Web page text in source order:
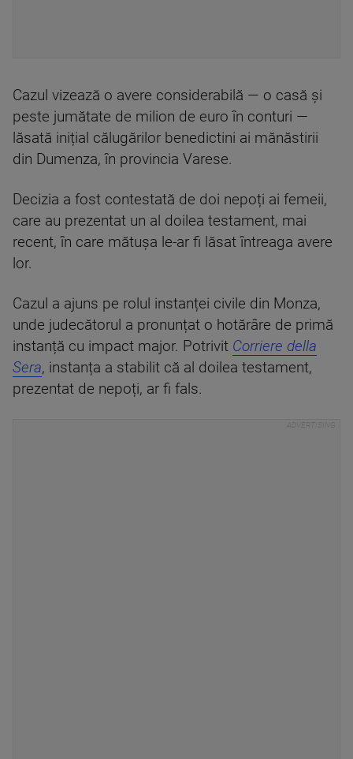
Cazul vizează o avere considerabilă — o casă și
peste jumătate de milion de euro în conturi —
lăsată inițial călugărilor benedictini ai mănăstirii
din Dumenza, în provincia Varese.
Decizia a fost contestată de doi nepoți ai femeii,
care au prezentat un al doilea testament, mai
recent, în care mătușa le-ar fi lăsat întreaga avere
lor.
Cazul a ajuns pe rolul instanței civile din Monza,
unde judecătorul a pronunțat o hotărâre de primă
instanță cu impact major. Potrivit Corriere della
Sera, instanța a stabilit că al doilea testament,
prezentat de nepoți, ar fi fals.